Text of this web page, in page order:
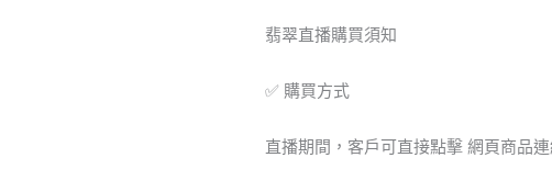
翡翠直播購買須知
✅ 購買方式
直播期間，客戶可直接點擊 網頁商品
金
鑽
錢
福
袋